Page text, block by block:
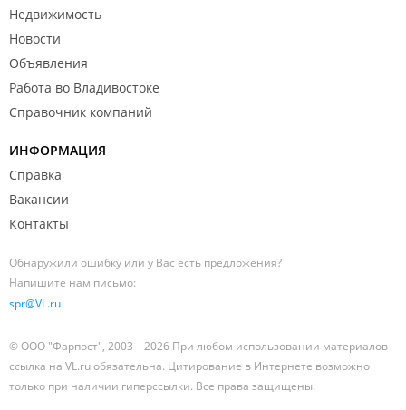
Недвижимость
Новости
Объявления
Работа во Владивостоке
Справочник компаний
ИНФОРМАЦИЯ
Справка
Вакансии
Контакты
Обнаружили ошибку или у Вас есть предложения?
Напишите нам письмо:
spr@VL.ru
© ООО "Фарпост", 2003—2026 При любом использовании материалов
ссылка на VL.ru обязательна. Цитирование в Интернете возможно
только при наличии гиперссылки. Все права защищены.